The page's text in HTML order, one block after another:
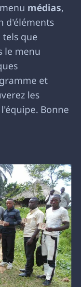
médias,
d'éléments
que
le menu
et
les
Bonne